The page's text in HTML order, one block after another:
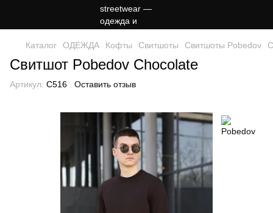
Каталог ОДЕЖДА Кофты Свитшоты Свитшоты Pobedov
Свитшот Pobedov Chocolate
Артикул: C516 Оставить отзыв